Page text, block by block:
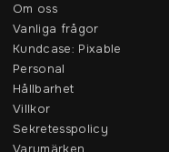
Om oss
Vanliga frågor
Kundcase: Pixable
Personal
Hållbarhet
Villkor
Sekretesspolicy
Varumärken